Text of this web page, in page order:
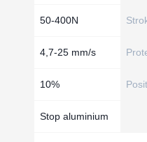
50-400N
4,7-25 mm/s
10%
Stop aluminium